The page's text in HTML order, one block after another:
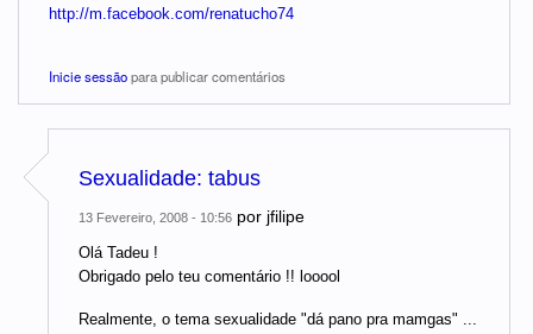
http://m.facebook.com/renatucho74
Inicie sessãopara publicar comentários
Sexualidade: tabus
13 Fevereiro, 2008 - 10:56 por jfilipe
Olá Tadeu !
Obrigado pelo teu comentário !! looool
Realmente, o tema sexualidade "dá pano pra mamgas" ...